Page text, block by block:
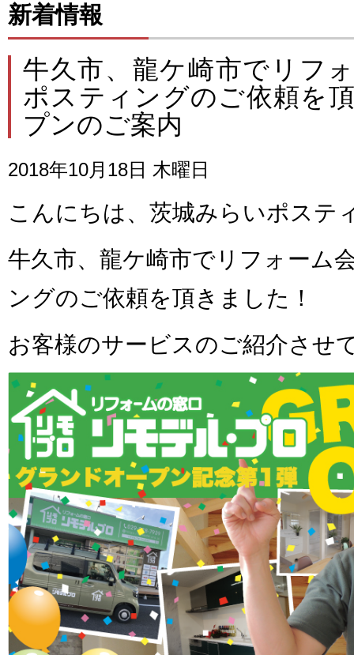
新着情報
牛久市、龍ケ崎市でリフ
ポスティングのご依頼を
プンのご案内
2018年10月18日 木曜日
こんにちは、茨城みらいポステ
牛久市、龍ケ崎市でリフォーム
ングのご依頼を頂きました！
お客様のサービスのご紹介させ